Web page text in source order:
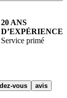
20 ANS
D’EXPÉRIENCE
Service primé
vous avis